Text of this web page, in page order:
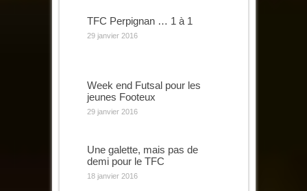
TFC Perpignan … 1 à 1
29 janvier 2016
Week end Futsal pour les
jeunes Footeux
29 janvier 2016
Une galette, mais pas de
demi pour le TFC
18 janvier 2016